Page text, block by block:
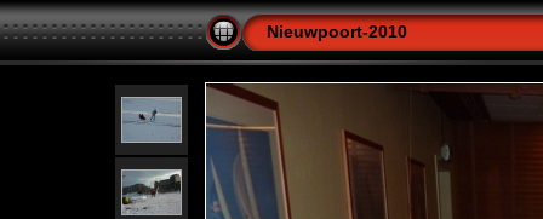
Nieuwpoort-2010